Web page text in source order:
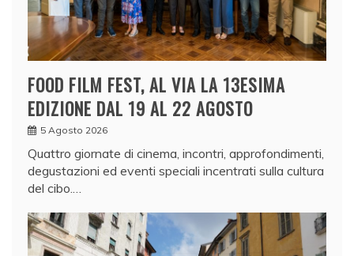
FOOD FILM FEST, AL VIA LA 13ESIMA
EDIZIONE DAL 19 AL 22 AGOSTO
5 Agosto 2026
Quattro giornate di cinema, incontri, approfondimenti,
degustazioni ed eventi speciali incentrati sulla cultura
del cibo.…